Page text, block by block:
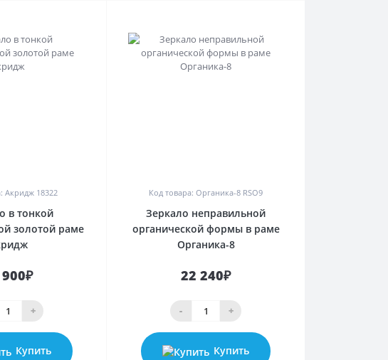
Акридж 18322
в тонкой
золотой раме
+
Купить
Код товара: Органика-8 RSO9
Зеркало неправильной
органической формы в раме
Органика-8
22 240₽
- +
Купить